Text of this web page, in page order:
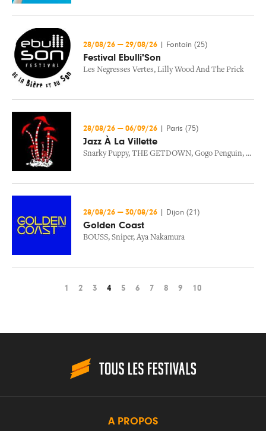
28/08/26 — 29/08/26 Fontain (25)
Festival Ebulli'Son
Les Negresses Vertes, Lilly Wood And The Prick
28/08/26 — 06/09/26 Paris (75)
Jazz À La Villette
Snarky Puppy, THE GETDOWN, Gogo Penguin,
28/08/26 — 30/08/26 Dijon (21)
Golden Coast
BOUSS, Sniper, Aya Nakamura
1 2 3 4 5 6 7 8 9 10
A PROPOS